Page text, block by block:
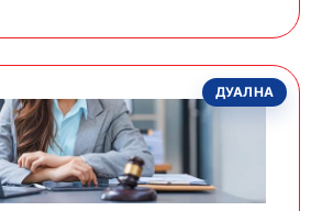
ДУАЛНА